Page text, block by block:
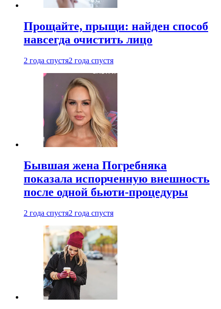
Прощайте, прыщи: найден способ
навсегда очистить лицо
2 года спустя2 года спустя
Бывшая жена Погребняка
показала испорченную внешность
после одной бьюти-процедуры
2 года спустя2 года спустя